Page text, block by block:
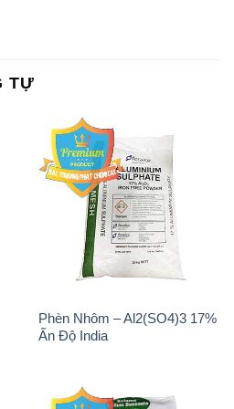
TỰ
Phèn Nhôm – Al2(SO4)3 17%
Ấn Độ India